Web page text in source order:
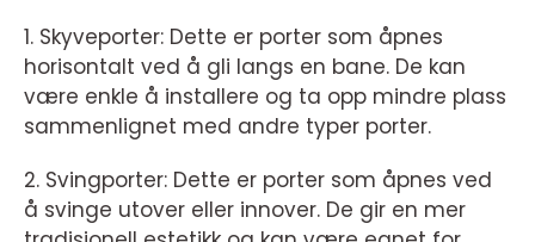
1. Skyveporter: Dette er porter som åpnes
horisontalt ved å gli langs en bane. De kan
være enkle å installere og ta opp mindre plass
sammenlignet med andre typer porter.
2. Svingporter: Dette er porter som åpnes ved
å svinge utover eller innover. De gir en mer